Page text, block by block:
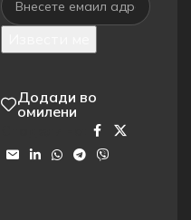
Додади во
омилени